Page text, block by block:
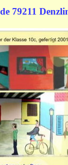
79211